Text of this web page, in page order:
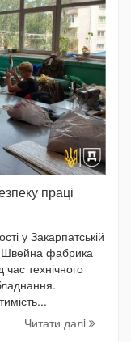
праці
у Закарпатській
фабрика
технічного
Читати далi